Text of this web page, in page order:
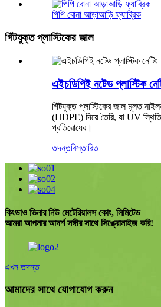
পিপি বোনা আড়াআড়ি ফ্যাব্রিক
গিঁটযুক্ত প্লাস্টিকের জাল
এইচডিপিই নটেড প্লাস্টিক
গিঁটযুক্ত প্লাস্টিকের জাল মূলত
(HDPE) দিয়ে তৈরি, যা UV
প্রতিরোধের।
তদন্তবিস্তারিত
কিংডাও ভিনার নিউ মেটেরিয়ালস কোং, লিমিটেড
আমরা আপনার আদর্শ সঙ্গীর সাথে সিঙ্ক্রোনাইজ করি!
এখন তদন্ত
আমাদের সাথে যোগাযোগ করুন